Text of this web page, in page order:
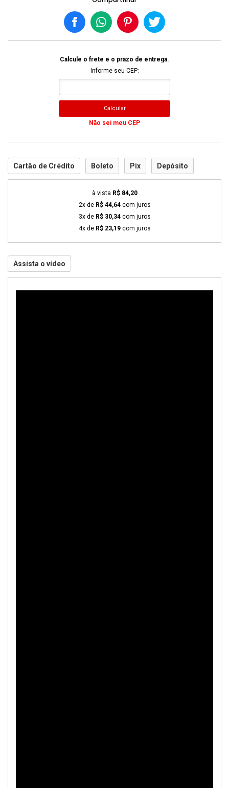
Calcule o frete e o prazo de entrega.
Informe seu CEP:
Calcular
Não sei meu CEP
Cartão de Crédito Boleto Pix Depósito
à vista R$ 84,20
2x de R$ 44,64com juros
3x de R$ 30,34com juros
4x de R$ 23,19com juros
Assista o vídeo